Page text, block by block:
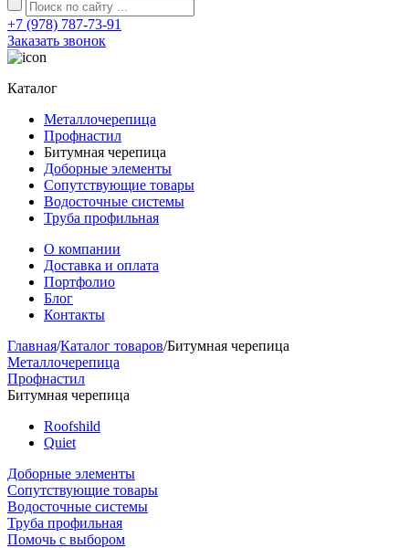
+7 (978) 787-73-91
Заказать звонок
Каталог
Металлочерепица
Профнастил
Битумная черепица
Доборные элементы
Сопутствующие товары
Водосточные системы
Труба профильная
О компании
Доставка и оплата
Портфолио
Блог
Контакты
Главная/Каталог товаров/Битумная черепица
Металлочерепица
Профнастил
Битумная черепица
Roofshild
Quiet
Доборные элементы
Сопутствующие товары
Водосточные системы
Труба профильная
Помочь с выбором